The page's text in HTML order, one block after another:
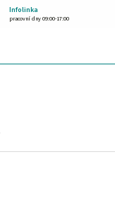
Infolinka
pracovní dny 09:00-17:00